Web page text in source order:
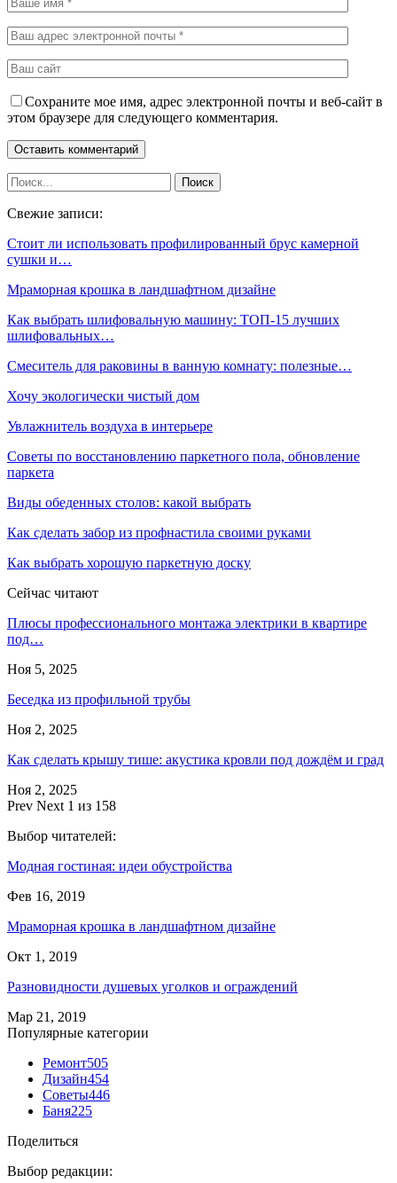
Сохраните мое имя, адрес электронной почты и веб-сайт в
этом браузере для следующего комментария.
Свежие записи:
Стоит ли использовать профилированный брус камерной
сушки и…
Мраморная крошка в ландшафтном дизайне
Как выбрать шлифовальную машину: ТОП-15 лучших
шлифовальных…
Смеситель для раковины в ванную комнату: полезные…
Хочу экологически чистый дом
Увлажнитель воздуха в интерьере
Советы по восстановлению паркетного пола, обновление
паркета
Виды обеденных столов: какой выбрать
Как сделать забор из профнастила своими руками
Как выбрать хорошую паркетную доску
Сейчас читают
Плюсы профессионального монтажа электрики в квартире
под…
Ноя 5, 2025
Беседка из профильной трубы
Ноя 2, 2025
Как сделать крышу тише: акустика кровли под дождём и град
Ноя 2, 2025
Prev Next 1 из 158
Выбор читателей:
Модная гостиная: идеи обустройства
Фев 16, 2019
Мраморная крошка в ландшафтном дизайне
Окт 1, 2019
Разновидности душевых уголков и ограждений
Мар 21, 2019
Популярные категории
Ремонт505
Дизайн454
Советы446
Баня225
Поделиться
Выбор редакции: